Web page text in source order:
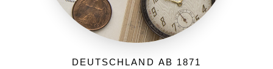
Deutschland ab 1871